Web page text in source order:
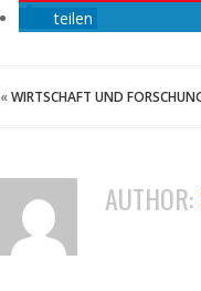
teilen
«WIRTSCHAFT UND
AUTHOR: